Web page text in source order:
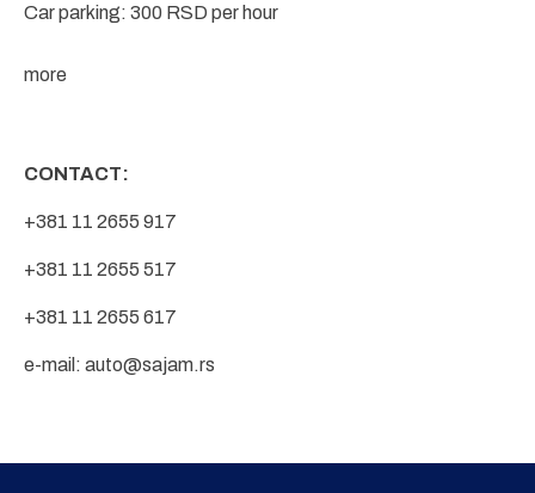
Car parking: 300 RSD per hour
more
CONTACT:
+381 11 2655 917
+381 11 2655 517
+381 11 2655 617
e-mail: auto@sajam.rs